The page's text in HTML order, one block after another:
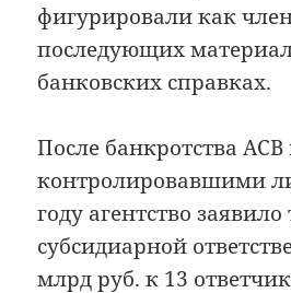
фигурировали как
последующих
банковских справках.
После банкротства
контролировавшими
году агентство
субсидиарной
млрд руб. к 13